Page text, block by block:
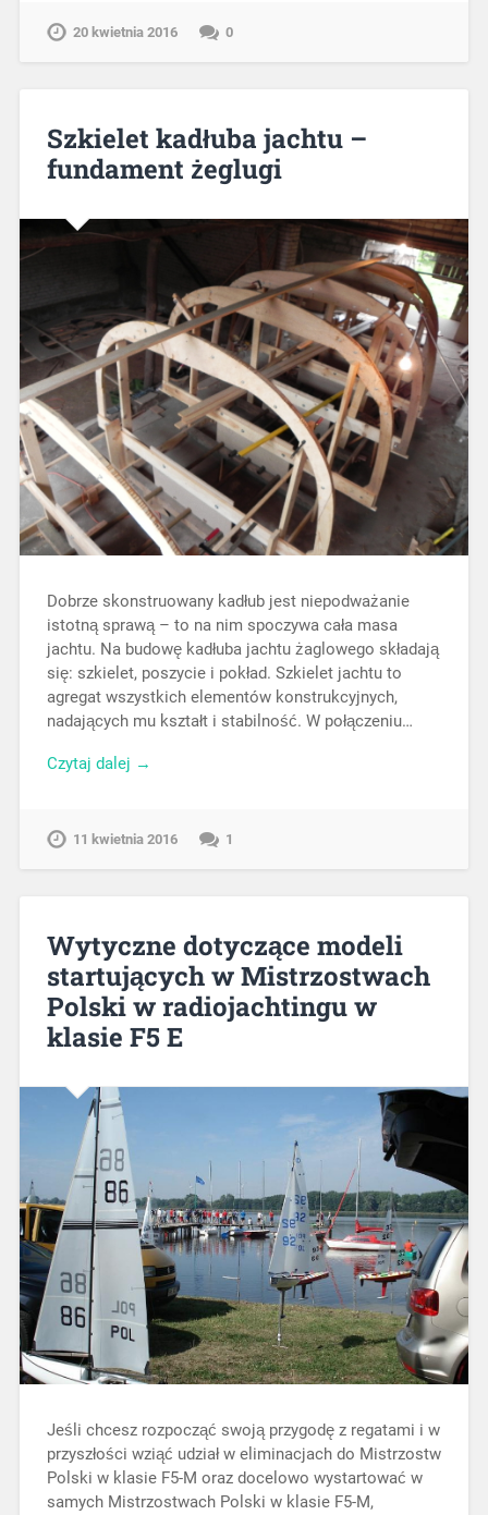
20 kwietnia 2016 0
Szkielet kadłuba jachtu –
fundament żeglugi
Dobrze skonstruowany kadłub jest niepodważanie
istotną sprawą – to na nim spoczywa cała masa
jachtu. Na budowę kadłuba jachtu żaglowego składają
się: szkielet, poszycie i pokład. Szkielet jachtu to
agregat wszystkich elementów konstrukcyjnych,
nadających mu kształt i stabilność. W połączeniu…
Czytaj dalej →
11 kwietnia 2016 1
Wytyczne dotyczące modeli
startujących w Mistrzostwach
Polski w radiojachtingu w
klasie F5 E
Jeśli chcesz rozpocząć swoją przygodę z regatami i w
przyszłości wziąć udział w eliminacjach do Mistrzostw
Polski w klasie F5-M oraz docelowo wystartować w
samych Mistrzostwach Polski w klasie F5-M,